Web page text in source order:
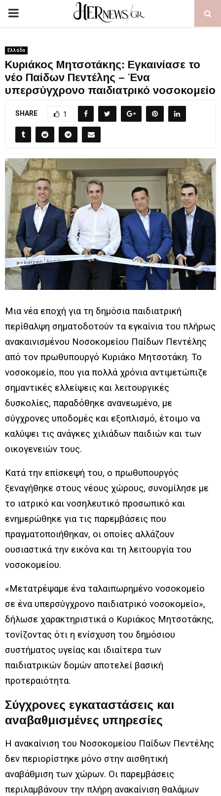
PRIMARY
Ελλάδα
Κυριάκος Μητσοτάκης: Εγκαινίασε το
νέο Παίδων Πεντέλης – Ένα
υπερσύγχρονο παιδιατρικό νοσοκομείο
SHARE 1
Μια νέα εποχή για τη δημόσια παιδιατρική
περίθαλψη σηματοδοτούν τα εγκαίνια του πλήρως
ανακαινισμένου Νοσοκομείου Παίδων Πεντέλης
από τον πρωθυπουργό Κυριάκο Μητσοτάκη. Το
νοσοκομείο, που για πολλά χρόνια αντιμετώπιζε
σημαντικές ελλείψεις και λειτουργικές
δυσκολίες, παραδόθηκε ανανεωμένο, με
σύγχρονες υποδομές και εξοπλισμό, έτοιμο να
καλύψει τις ανάγκες χιλιάδων παιδιών και των
οικογενειών τους.
Κατά την επίσκεψή του, ο πρωθυπουργός
ξεναγήθηκε στους νέους χώρους, συνομίλησε με
το ιατρικό και νοσηλευτικό προσωπικό και
ενημερώθηκε για τις παρεμβάσεις που
πραγματοποιήθηκαν, οι οποίες αλλάζουν
ουσιαστικά την εικόνα και τη λειτουργία του
νοσοκομείου.
«Μετατρέψαμε ένα ταλαιπωρημένο νοσοκομείο
σε ένα υπερσύγχρονο παιδιατρικό νοσοκομείο»,
δήλωσε χαρακτηριστικά ο Κυριάκος Μητσοτάκης,
τονίζοντας ότι η ενίσχυση του δημόσιου
συστήματος υγείας και ιδιαίτερα των
παιδιατρικών δομών αποτελεί βασική
προτεραιότητα.
Σύγχρονες εγκαταστάσεις και
αναβαθμισμένες υπηρεσίες
Η ανακαίνιση του Νοσοκομείου Παίδων Πεντέλης
δεν περιορίστηκε μόνο στην αισθητική
αναβάθμιση των χώρων. Οι παρεμβάσεις
περιλαμβάνουν την πλήρη ανακαίνιση θαλάμων